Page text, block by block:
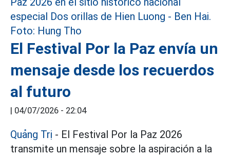
El Festival Por la Paz envía un
mensaje desde los recuerdos
al futuro
| 04/07/2026 - 22:04
Quảng Trị - El Festival Por la Paz 2026
transmite un mensaje sobre la aspiración a la